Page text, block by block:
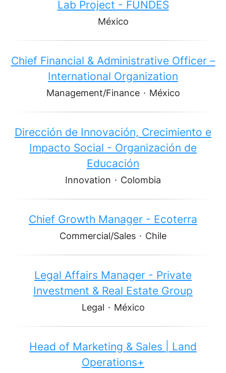
Lab Project - FUNDES
México
Chief Financial & Administrative Officer –
International Organization
Management/Finance · México
Dirección de Innovación, Crecimiento e
Impacto Social - Organización de
Educación
Innovation · Colombia
Chief Growth Manager - Ecoterra
Commercial/Sales · Chile
Legal Affairs Manager - Private
Investment & Real Estate Group
Legal · México
Head of Marketing & Sales | Land
Operations+